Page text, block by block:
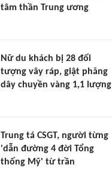
tâm thần Trung ương
Nữ du khách bị 28 đối
tượng vây ráp, giật phăng
dây chuyền vàng 1,1 lượng
Trung tá CSGT, người từng
'dẫn đường 4 đời Tổng
thống Mỹ' từ trần